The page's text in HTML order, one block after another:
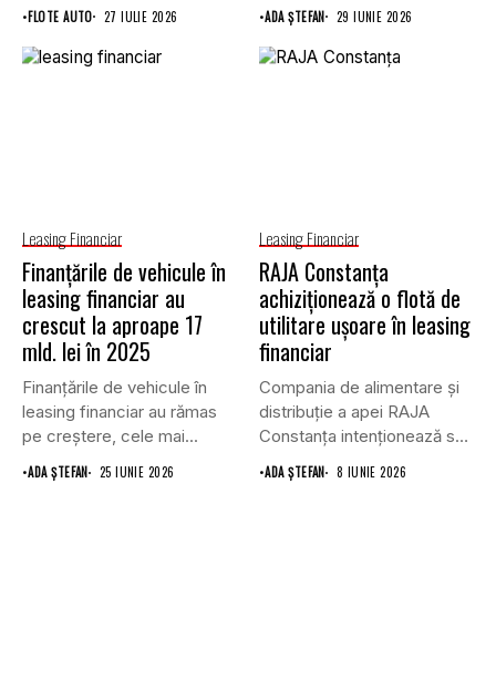
achiziționarea unui număr...
•FLOTE AUTO 27 IULIE 2026 •ADA ȘTEFAN 29 IUNIE 2026
Leasing Financiar
Finanțările de vehicule în
leasing financiar au
crescut la aproape 17
mld. lei în 2025
Finanțările de vehicule în
leasing financiar au rămas
pe creștere, cele mai...
•ADA ȘTEFAN 25 IUNIE 2026
Leasing Financiar
RAJA Constanța
achiziționează o flotă de
utilitare ușoare în leasing
financiar
Compania de alimentare și
distribuție a apei RAJA
Constanța intenționează să
achiziționeze...
•ADA ȘTEFAN 8 IUNIE 2026